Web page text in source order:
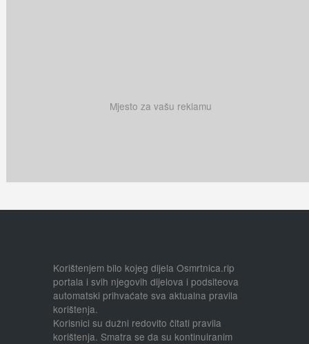
Mjesto za vašu reklamu
Korištenjem bilo kojeg dijela Osmrtnica.rip
portala i svih njegovih dijelova i podsiteova
automatski prihvaćate sva aktualna pravila
korištenja.
Korisnici su dužni redovito čitati pravila
korištenja. Smatra se da su kontinuiranim